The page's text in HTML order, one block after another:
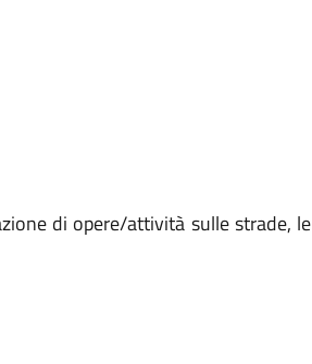
di opere/attività sulle strade, le